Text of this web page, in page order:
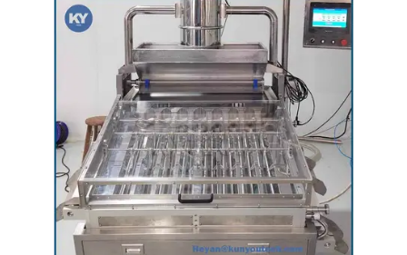
NOUVELLES
DEMANDEZ
UN DEVIS
PLAN